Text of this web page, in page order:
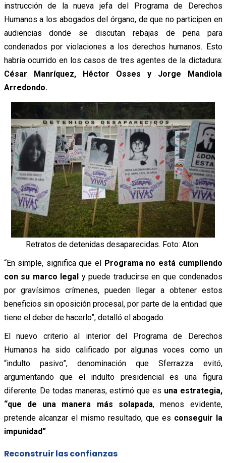
instrucción de la nueva jefa del Programa de Derechos
Humanos a los abogados del órgano, de que no participen en
audiencias donde se discutan rebajas de pena para
condenados por violaciones a los derechos humanos. Esto
habría ocurrido en los casos de tres agentes de la dictadura:
César Manríquez, Héctor Osses y Jorge Mandiola
Arredondo.
Retratos de detenidas desaparecidas. Foto: Aton.
“En simple, significa que el
Programa no está cumpliendo
con su marco legal y puede traducirse en que condenados
por gravísimos crímenes, pueden llegar a obtener estos
beneficios sin oposición procesal, por parte de la entidad que
tiene el deber de hacerlo”, detalló el abogado.
El nuevo criterio al interior del Programa de Derechos
Humanos ha sido calificado por algunas voces como un
“indulto pasivo”, denominación que Sferrazza evitó,
argumentando que el indulto presidencial es una figura
diferente. De todas maneras, estimó que es una estrategia,
“que de una manera más solapada, menos evidente,
pretende alcanzar el mismo resultado, que es conseguir la
impunidad”.
Reconstruir las confianzas